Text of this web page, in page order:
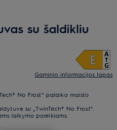
su šaldikliu
Gaminio informacijos lapas
No Frost“ palaiko maisto
su „TwinTech® No Frost“.
laikymo poreikiams.